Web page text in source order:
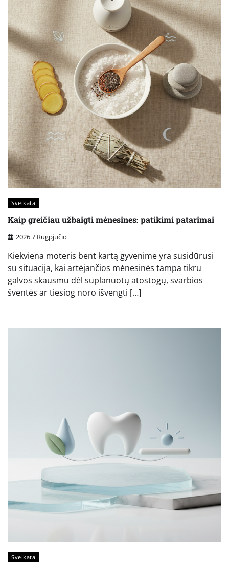
Sveikata
Kaip greičiau užbaigti mėnesines: patikimi patarimai
2026 7 Rugpjūčio
Kiekviena moteris bent kartą gyvenime yra susidūrusi
su situacija, kai artėjančios mėnesinės tampa tikru
galvos skausmu dėl suplanuotų atostogų, svarbios
šventės ar tiesiog noro išvengti […]
Sveikata